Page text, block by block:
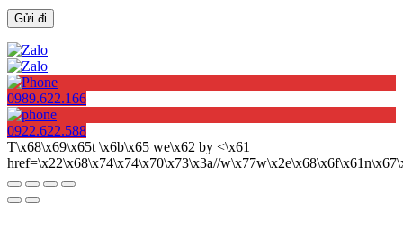
0989.622.166
0922.622.588
T\x68\x69\x65t \x6b\x65 we\x62 by <\x61
href=\x22\x68\x74\x74\x70\x73\x3a//